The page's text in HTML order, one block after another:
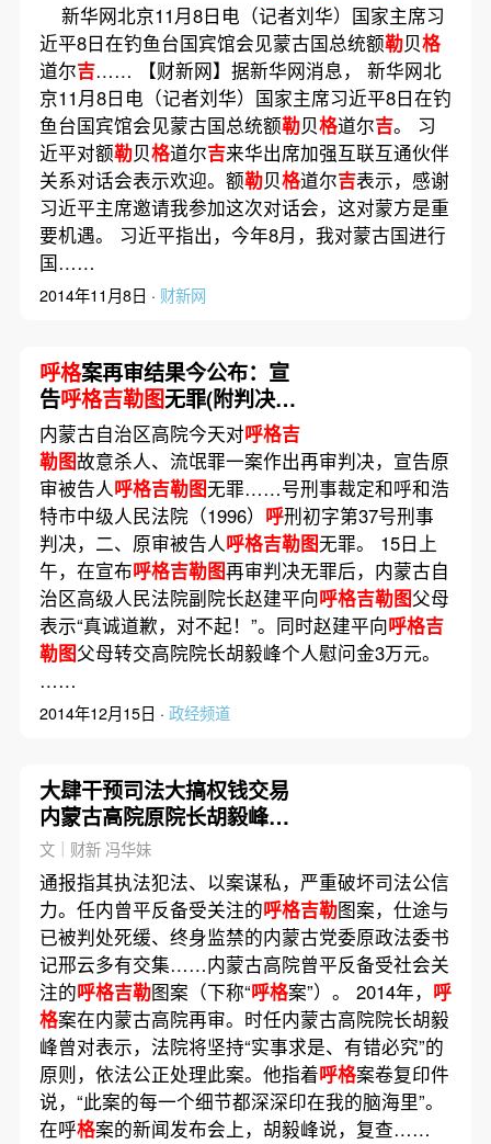
新华网北京11月8日电（记者刘华）国家主席习
近平8日在钓鱼台国宾馆会见蒙古国总统额勒贝格
道尔吉…… 【财新网】据新华网消息， 新华网北
京11月8日电（记者刘华）国家主席习近平8日在钓
鱼台国宾馆会见蒙古国总统额勒贝格道尔吉。 习
近平对额勒贝格道尔吉来华出席加强互联互通伙伴
关系对话会表示欢迎。额勒贝格道尔吉表示，感谢
习近平主席邀请我参加这次对话会，这对蒙方是重
要机遇。 习近平指出，今年8月，我对蒙古国进行
国……
2014年11月8日 · 财新网
呼格案再审结果今公布：宣
告呼格吉勒图无罪(附判决
书)
内蒙古自治区高院今天对呼格吉
勒图故意杀人、流氓罪一案作出再审判决，宣告原
审被告人呼格吉勒图无罪……号刑事裁定和呼和浩
特市中级人民法院（1996） 呼刑初字第37号刑事
判决，二、原审被告人呼格吉勒图无罪。 15日上
午，在宣布呼格吉勒图再审判决无罪后，内蒙古自
治区高级人民法院副院长赵建平向呼格吉勒图父母
表示“真诚道歉，对不起！”。同时赵建平向呼格吉
勒图父母转交高院院长胡毅峰个人慰问金3万元。
……
2014年12月15日 · 政经频道
大肆干预司法大搞权钱交易
内蒙古高院原院长胡毅峰被
开除党籍
文｜财新 冯华妹
通报指其执法犯法、以案谋私，严重破坏司法公信
力。任内曾平反备受关注的呼格吉勒图案，仕途与
已被判处死缓、终身监禁的内蒙古党委原政法委书
记邢云多有交集……内蒙古高院曾平反备受社会关
注的呼格吉勒图案（下称“呼格案”）。 2014年， 呼
格案在内蒙古高院再审。时任内蒙古高院院长胡毅
峰曾对表示，法院将坚持“实事求是、有错必究”的
原则，依法公正处理此案。他指着呼格案卷复印件
说，“此案的每一个细节都深深印在我的脑海里”。
在呼格案的新闻发布会上，胡毅峰说，复查……